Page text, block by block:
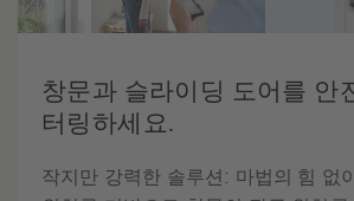
창문과 슬라이딩 도어를 안
터링하세요.
작지만 강력한 솔루션: 마법의 힘 없